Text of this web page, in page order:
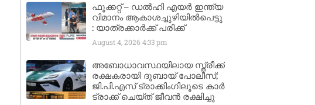
ഫൂക്കറ്റ് – ഡൽഹി എയര്‍ ഇന്ത്യ
വിമാനം ആകാശച്ചുഴിയില്‍പെട്ടു
: യാത്രക്കാര്‍ക്ക് പരിക്ക്
August 4, 2026 4:33 pm
അബോധാവസ്ഥയിലായ സ്ത്രീക്ക്
രക്ഷകരായി ദുബായ് പോലീസ്;
ജി.പി.എസ് ട്രാക്കിംഗിലൂടെ കാർ
ട്രാക്ക് ചെയ്ത് ജീവൻ രക്ഷിച്ചു